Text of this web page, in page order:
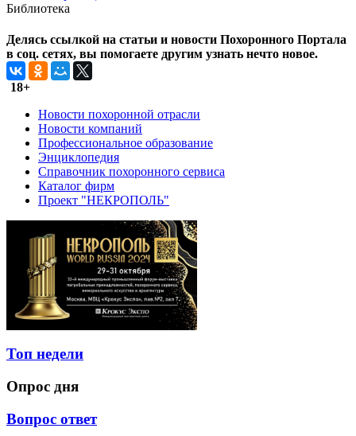
Библиотека
Делясь ссылкой на статьи и новости Похоронного Портала
в соц. сетях, вы помогаете другим узнать нечто новое.
18+
Новости похоронной отрасли
Новости компаний
Профессиональное образование
Энциклопедия
Справочник похоронного сервиса
Каталог фирм
Проект "НЕКРОПОЛЬ"
Топ недели
Опрос дня
Вопрос ответ